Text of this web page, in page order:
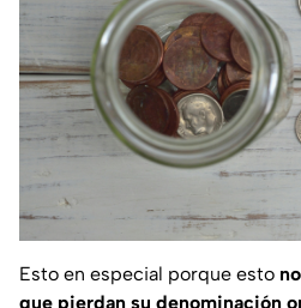
Esto en especial porque esto
que pierdan su denominación